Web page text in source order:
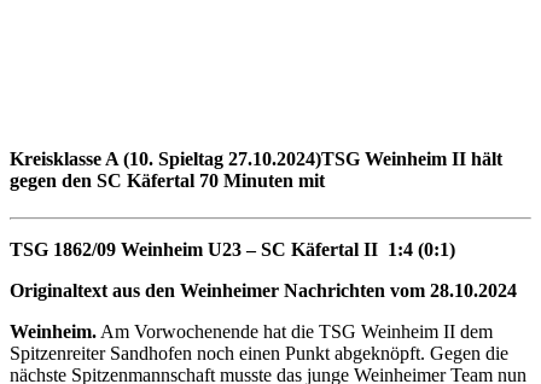
Kreisklasse A (10. Spieltag 27.10.2024)TSG Weinheim II hält
gegen den SC Käfertal 70 Minuten mit
TSG 1862/09 Weinheim U23 – SC Käfertal II 1:4 (0:1)
Originaltext aus den Weinheimer Nachrichten vom 28.10.2024
Weinheim.Am Vorwochenende hat die TSG Weinheim II dem
Spitzenreiter Sandhofen noch einen Punkt abgeknöpft. Gegen die
nächste Spitzenmannschaft musste das junge Weinheimer Team nun